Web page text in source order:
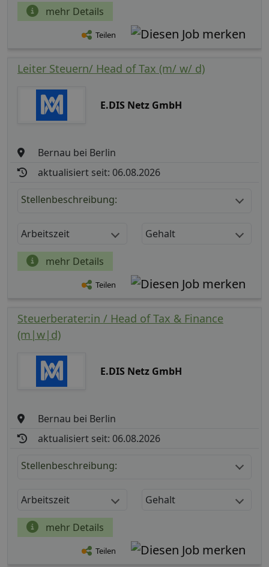
mehr Details
Teilen
Leiter Steuern/ Head of Tax (m/ w/ d)
E.DIS Netz GmbH
Bernau bei Berlin
aktualisiert seit: 06.08.2026
Stellenbeschreibung:
Arbeitszeit Gehalt
mehr Details
Teilen
Steuerberater:in / Head of Tax & Finance
(m|w|d)
E.DIS Netz GmbH
Bernau bei Berlin
aktualisiert seit: 06.08.2026
Stellenbeschreibung:
Arbeitszeit Gehalt
mehr Details
Teilen